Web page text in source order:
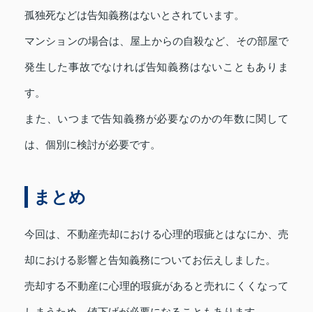
孤独死などは告知義務はないとされています。
マンションの場合は、屋上からの自殺など、その部屋で
発生した事故でなければ告知義務はないこともありま
す。
また、いつまで告知義務が必要なのかの年数に関して
は、個別に検討が必要です。
まとめ
今回は、不動産売却における心理的瑕疵とはなにか、売
却における影響と告知義務についてお伝えしました。
売却する不動産に心理的瑕疵があると売れにくくなって